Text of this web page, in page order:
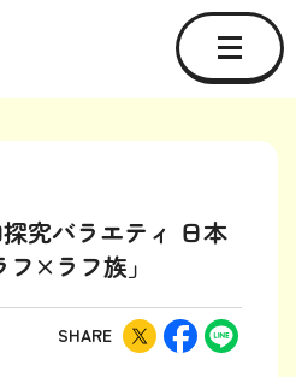
究バラエティ 日本
×ラフ族」
SHARE